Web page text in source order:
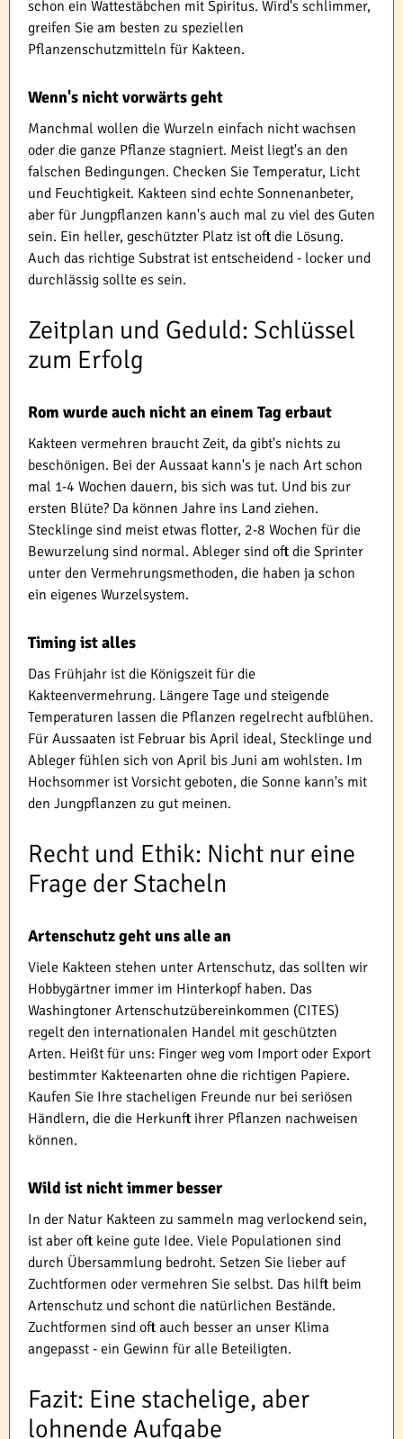
schon ein Wattestäbchen mit Spiritus. Wird's schlimmer,
greifen Sie am besten zu speziellen
Pflanzenschutzmitteln für Kakteen.
Wenn's nicht vorwärts geht
Manchmal wollen die Wurzeln einfach nicht wachsen
oder die ganze Pflanze stagniert. Meist liegt's an den
falschen Bedingungen. Checken Sie Temperatur, Licht
und Feuchtigkeit. Kakteen sind echte Sonnenanbeter,
aber für Jungpflanzen kann's auch mal zu viel des Guten
sein. Ein heller, geschützter Platz ist oft die Lösung.
Auch das richtige Substrat ist entscheidend - locker und
durchlässig sollte es sein.
Zeitplan und Geduld: Schlüssel
zum Erfolg
Rom wurde auch nicht an einem Tag erbaut
Kakteen vermehren braucht Zeit, da gibt's nichts zu
beschönigen. Bei der Aussaat kann's je nach Art schon
mal 1-4 Wochen dauern, bis sich was tut. Und bis zur
ersten Blüte? Da können Jahre ins Land ziehen.
Stecklinge sind meist etwas flotter, 2-8 Wochen für die
Bewurzelung sind normal. Ableger sind oft die Sprinter
unter den Vermehrungsmethoden, die haben ja schon
ein eigenes Wurzelsystem.
Timing ist alles
Das Frühjahr ist die Königszeit für die
Kakteenvermehrung. Längere Tage und steigende
Temperaturen lassen die Pflanzen regelrecht aufblühen.
Für Aussaaten ist Februar bis April ideal, Stecklinge und
Ableger fühlen sich von April bis Juni am wohlsten. Im
Hochsommer ist Vorsicht geboten, die Sonne kann's mit
den Jungpflanzen zu gut meinen.
Recht und Ethik: Nicht nur eine
Frage der Stacheln
Artenschutz geht uns alle an
Viele Kakteen stehen unter Artenschutz, das sollten wir
Hobbygärtner immer im Hinterkopf haben. Das
Washingtoner Artenschutzübereinkommen (CITES)
regelt den internationalen Handel mit geschützten
Arten. Heißt für uns: Finger weg vom Import oder Export
bestimmter Kakteenarten ohne die richtigen Papiere.
Kaufen Sie Ihre stacheligen Freunde nur bei seriösen
Händlern, die die Herkunft ihrer Pflanzen nachweisen
können.
Wild ist nicht immer besser
In der Natur Kakteen zu sammeln mag verlockend sein,
ist aber oft keine gute Idee. Viele Populationen sind
durch Übersammlung bedroht. Setzen Sie lieber auf
Zuchtformen oder vermehren Sie selbst. Das hilft beim
Artenschutz und schont die natürlichen Bestände.
Zuchtformen sind oft auch besser an unser Klima
angepasst - ein Gewinn für alle Beteiligten.
Fazit: Eine stachelige, aber
lohnende Aufgabe